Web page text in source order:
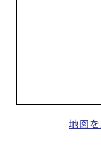
地図を